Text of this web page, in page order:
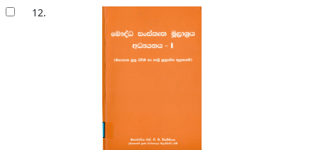
12.